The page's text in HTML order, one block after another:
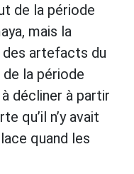
de la période
mais la
artefacts du
la période
décliner à partir
qu’il n’y avait
quand les